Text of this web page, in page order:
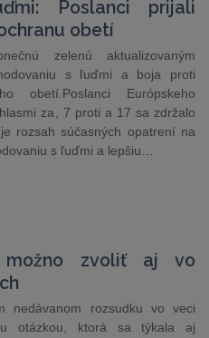
Poslanci prijali
obetí
zelenú aktualizovaným
s ľuďmi a boja proti
obetí.Poslanci Európskeho
za, 7 proti a 17 sa zdržalo
rozsah súčasných opatrení na
s ľuďmi a lepšiu…
možno zvoliť aj vo
nedávanom rozsudku vo veci
otázkou, ktorá sa týkala aj